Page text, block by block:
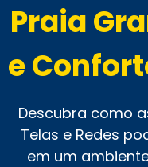
Praia
e
Descubra como
Telas e Redes
em um